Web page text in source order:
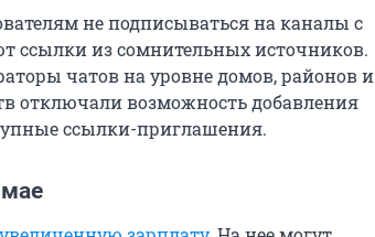
не подписываться на каналы с
ссылки из сомнительных источников.
чатов на уровне домов, районов и
отключали возможность добавления
ссылки-приглашения.